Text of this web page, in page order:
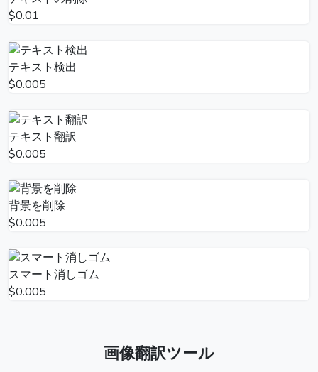
$0.01
テキスト検出
$0.005
テキスト翻訳
$0.005
背景を削除
$0.005
スマート消しゴム
$0.005
画像翻訳ツール